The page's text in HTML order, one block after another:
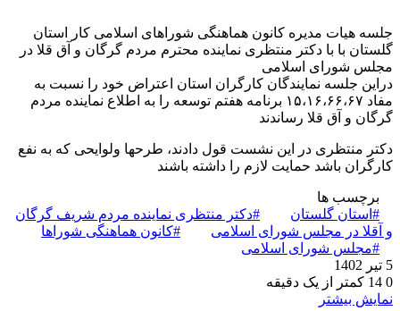
جلسه هیات مدیره کانون هماهنگی شوراهای اسلامی کار استان
گلستان با با دکتر منتظری نماینده محترم مردم گرگان و آق قلا در
مجلس شورای اسلامی
دراین جلسه نمایندگان کارگران استان اعتراض خود را نسبت به
مفاد ۱۵،۱۶،۶۶،۶۷ برنامه هفتم توسعه را به اطلاع نماینده مردم
گرگان و آق قلا رساندند
دکتر منتظری در این نشست قول دادند، طرحها ولوایحی که به نفع
کارگران باشد حمایت لازم را داشته باشند
برچسب ها
#استان گلستان
#دکتر منتظری نماینده مردم شریف گرگان
و آقلا در مجلس شورای اسلامی
#کانون هماهنگی شوراها
#مجلس شورای اسلامی
5 تیر 1402
0
کمتر از یک دقیقه
نمایش بیشتر